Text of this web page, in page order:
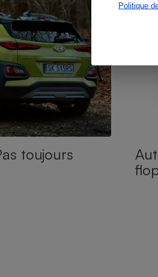
Politique
toujours